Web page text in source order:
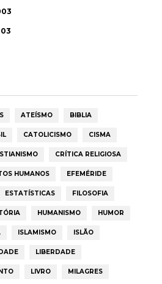
ATEÍSMO BIBLIA
CATOLICISMO CISMA
CRÍTICA RELIGIOSA
HUMANOS EFEMÉRIDE
ESTATÍSTICAS FILOSOFIA
HUMANISMO HUMOR
ISLAMISMO ISLÃO
LIBERDADE
LIVRO MILAGRES